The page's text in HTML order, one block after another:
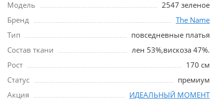
Модель
2547 зеленое
Бренд
The Name
Тип
повседневные платья
Состав ткани
лен 53%,вискоза 47%.
Рост
170 см
Статус
премиум
Акция
ИДЕАЛЬНЫЙ МОМЕНТ